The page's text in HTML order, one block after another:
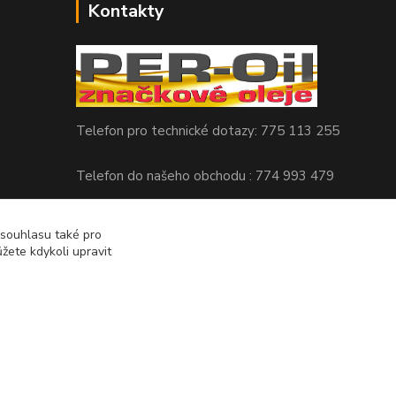
Kontakty
Telefon pro technické dotazy: 775 113 255
Telefon do našeho obchodu : 774 993 479
také pro
kdykoli upravit